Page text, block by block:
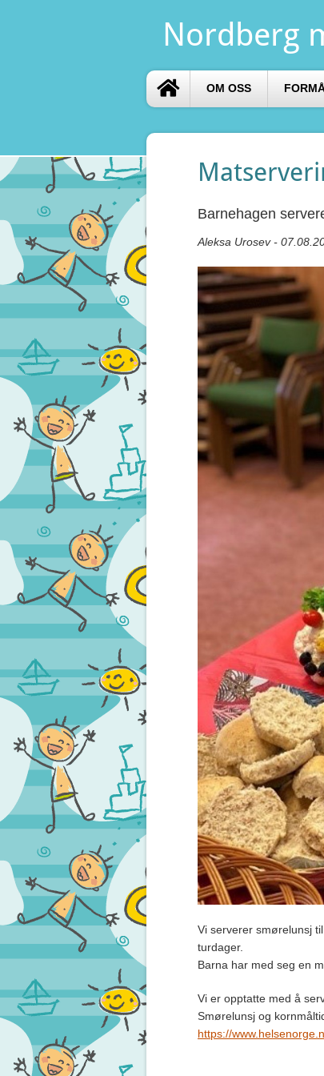
Nordberg
OM OSS
Barnehagen
Aleksa Urosev -
Vi serverer smørelunsj
turdager.
Barna har med seg en
Vi er opptatte med å
Smørelunsj og
https://